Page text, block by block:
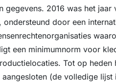
gegevens. 2016 was het jaar
, ondersteund door een
een minimumnorm voor
Tot op heden
(de volledige lijst